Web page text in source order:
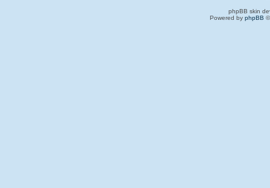
phpBB skin
Powered by phpBB